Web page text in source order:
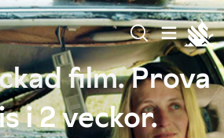
film. Prova
i 2 veckor.